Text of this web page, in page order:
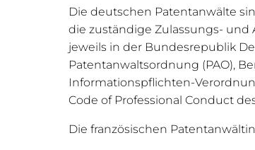
Die deutschen Patentanwälte
die zuständige Zulassungs- und
jeweils in der Bundesrepublik
Patentanwaltsordnung (PAO),
Informationspflichten-
Code of Professional Conduct
Die französischen